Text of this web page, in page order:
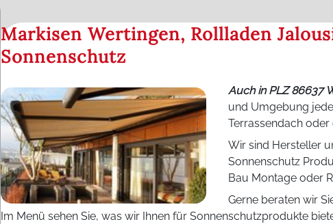
Markisen Wertingen, Rollladen
Sonnenschutz
Auch in PLZ 86637
und Umgebung
Terrassendach
Wir sind Hersteller
Sonnenschutz
Bau Montage oder
Gerne beraten wir
Im Menü sehen Sie, was wir Ihnen für Sonnenschutzprodukte